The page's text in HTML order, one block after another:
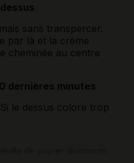
sans transpercer.
par là et la crème
cheminée au centre
dernières minutes
le dessus colore trop